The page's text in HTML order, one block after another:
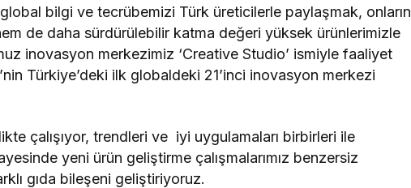
bilgi ve tecrübemizi Türk üreticilerle paylaşmak, onların
de daha sürdürülebilir katma değeri yüksek ürünlerimizle
inovasyon merkezimiz ‘Creative Studio’ ismiyle faaliyet
Türkiye’deki ilk globaldeki 21’inci inovasyon merkezi
çalışıyor, trendleri ve iyi uygulamaları birbirleri ile
yeni ürün geliştirme çalışmalarımız benzersiz
gıda bileşeni geliştiriyoruz.